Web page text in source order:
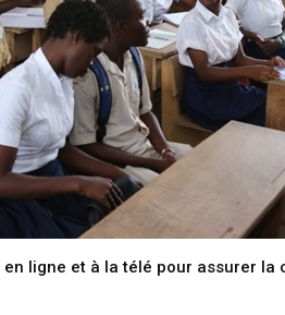
en ligne et à la télé pour assurer la